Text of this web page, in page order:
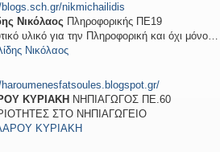
nikmichailidis
Νικόλαος Πληροφορικής ΠΕ19
υλικό για την Πληροφορική και όχι μόνο…
ΚΥΡΙΑΚΗ ΝΗΠΙΑΓΩΓΟΣ ΠΕ.60
ΣΤΟ ΝΗΠΙΑΓΩΓΕΙΟ